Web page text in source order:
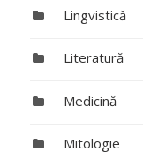
Lingvistică
Literatură
Medicină
Mitologie